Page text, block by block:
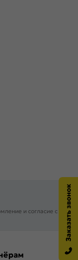
и согласие с